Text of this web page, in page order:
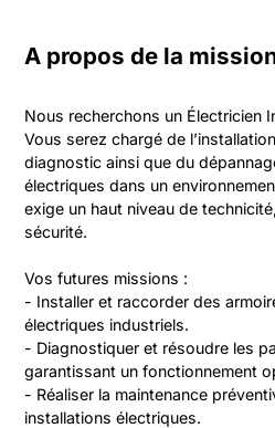
A propos de la
Nous recherchons un Électricien
Vous serez chargé de
diagnostic ainsi que du
électriques dans un
exige un haut niveau de
sécurité.
Vos futures missions :
- Installer et raccorder des
électriques industriels.
- Diagnostiquer et résoudre les
garantissant un fonctionnement
- Réaliser la maintenance
installations électriques.